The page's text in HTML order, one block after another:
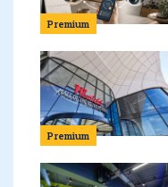
Premium
Premium